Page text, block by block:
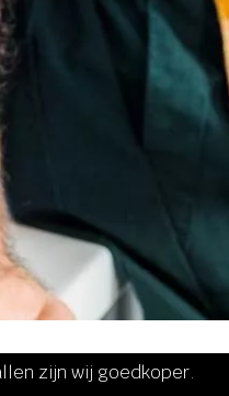
zijn wij goedkoper.